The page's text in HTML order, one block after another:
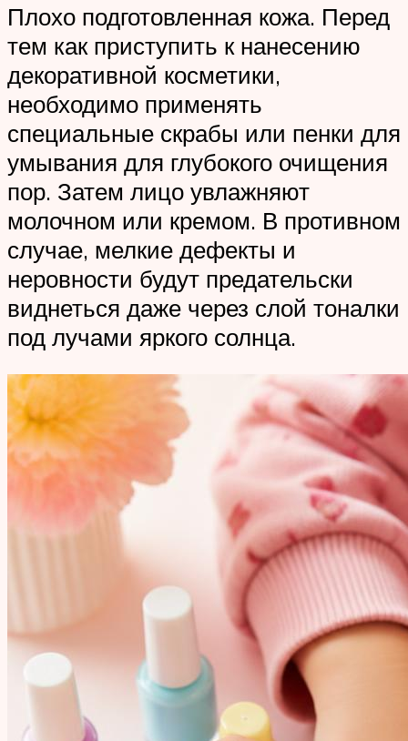
Плохо подготовленная кожа. Перед
тем как приступить к нанесению
декоративной косметики,
необходимо применять
специальные скрабы или пенки для
умывания для глубокого очищения
пор. Затем лицо увлажняют
молочном или кремом. В противном
случае, мелкие дефекты и
неровности будут предательски
виднеться даже через слой тоналки
под лучами яркого солнца.